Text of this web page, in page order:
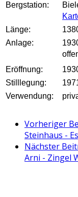
Bergstation:
Länge:
Anlage:
Eröffnung:
Stilllegung:
Verwendung:
Vorheriger
Steinhaus -
Nächster
Arni - Zingel